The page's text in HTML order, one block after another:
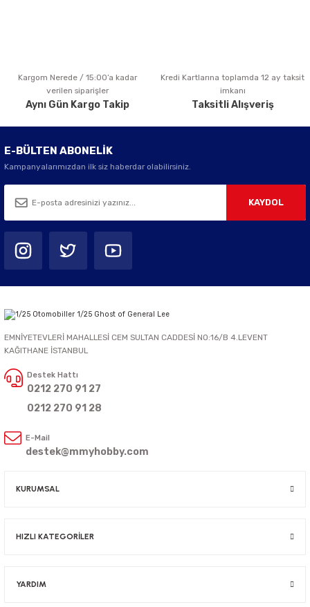
Gönder
Kargom Nerede / 15:00’a kadar
verilen siparişler
Aynı Gün Kargo Takip
Kredi Kartlarına toplamda 12 ay taksit
imkanı
Taksitli Alışveriş
E-BÜLTEN ABONELİK
Kampanyalarımızdan ilk siz haberdar olabilirsiniz.
KAYDOL
EMNİYETEVLERİ MAHALLESİ CEM SULTAN CADDESİ NO:16/B 4.LEVENT
KAĞITHANE İSTANBUL
Destek Hattı
0212 270 91 27
0212 270 91 28
E-Mail
destek@mmyhobby.com
KURUMSAL
HIZLI KATEGORİLER
YARDIM